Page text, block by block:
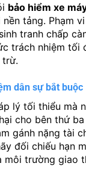
bảo hiểm xe
tảng. Phạm
tranh chấp
trách nhiệm tối
trừ.
dân sự bắt buộc
lý tối thiểu mà
cho bên thứ
gánh nặng tài
đối chiếu hạn
môi trường giao